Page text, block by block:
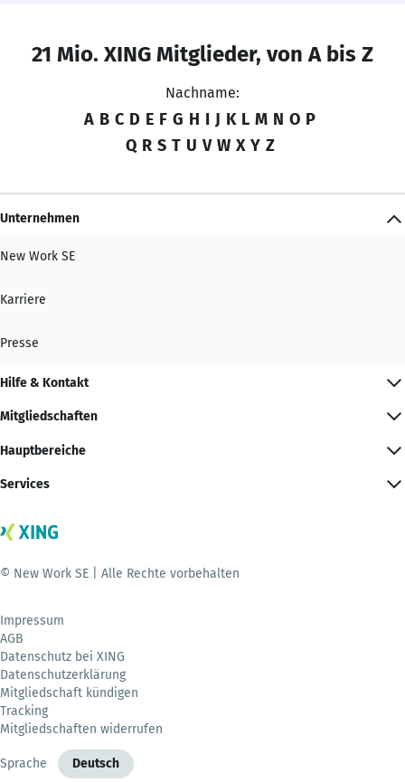
21 Mio. XING Mitglieder, von A bis Z
Nachname:
A B C D E F G H I J K L M N O P
Q R S T U V W X Y Z
Unternehmen
New Work SE
Karriere
Presse
Hilfe & Kontakt
Mitgliedschaften
Hauptbereiche
Services
© New Work SE | Alle Rechte vorbehalten
Impressum
AGB
Datenschutz bei XING
Datenschutzerklärung
Mitgliedschaft kündigen
Tracking
Mitgliedschaften widerrufen
Sprache Deutsch